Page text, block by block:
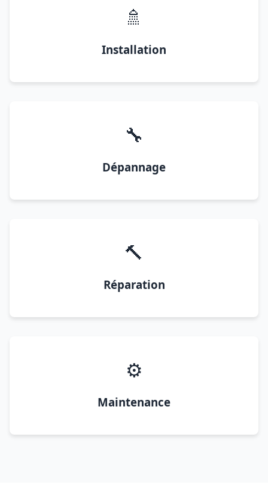
🚿
Installation
🔧
Dépannage
🔨
Réparation
⚙️
Maintenance